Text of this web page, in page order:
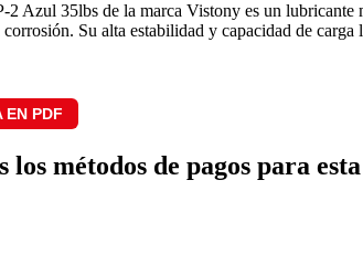
Azul 35lbs de la marca Vistony es un lubricante
Su alta estabilidad y capacidad de
EN PDF
los métodos de pagos para